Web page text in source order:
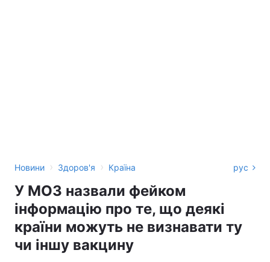
Новини › Здоров'я › Країна рус
У МОЗ назвали фейком
інформацію про те, що деякі
країни можуть не визнавати ту
чи іншу вакцину